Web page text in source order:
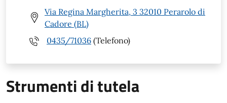
Via Regina Margherita, 3 32010 Perarolo di
Cadore (BL)
0435/71036 (Telefono)
Strumenti di tutela